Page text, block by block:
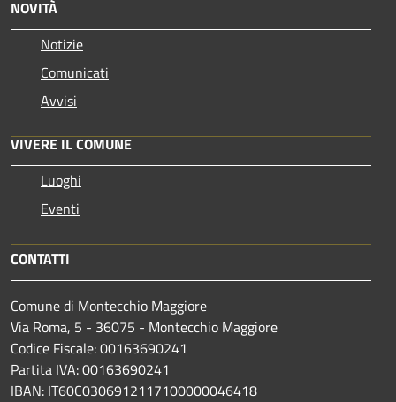
NOVITÀ
Notizie
Comunicati
Avvisi
VIVERE IL COMUNE
Luoghi
Eventi
CONTATTI
Comune di Montecchio Maggiore
Via Roma, 5 - 36075 - Montecchio Maggiore
Codice Fiscale: 00163690241
Partita IVA: 00163690241
IBAN: IT60C0306912117100000046418